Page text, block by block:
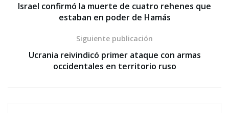
Israel confirmó la muerte de cuatro rehenes que
estaban en poder de Hamás
Siguiente publicación
Ucrania reivindicó primer ataque con armas
occidentales en territorio ruso